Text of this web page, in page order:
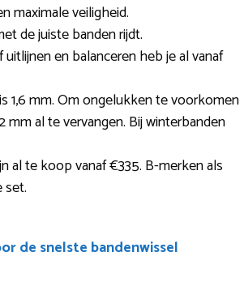
maximale veiligheid.
de juiste banden rijdt.
en balanceren heb je al vanaf
1,6 mm. Om ongelukken te voorkomen
al te vervangen. Bij winterbanden
al te koop vanaf €335. B-merken als
set.
de snelste bandenwissel